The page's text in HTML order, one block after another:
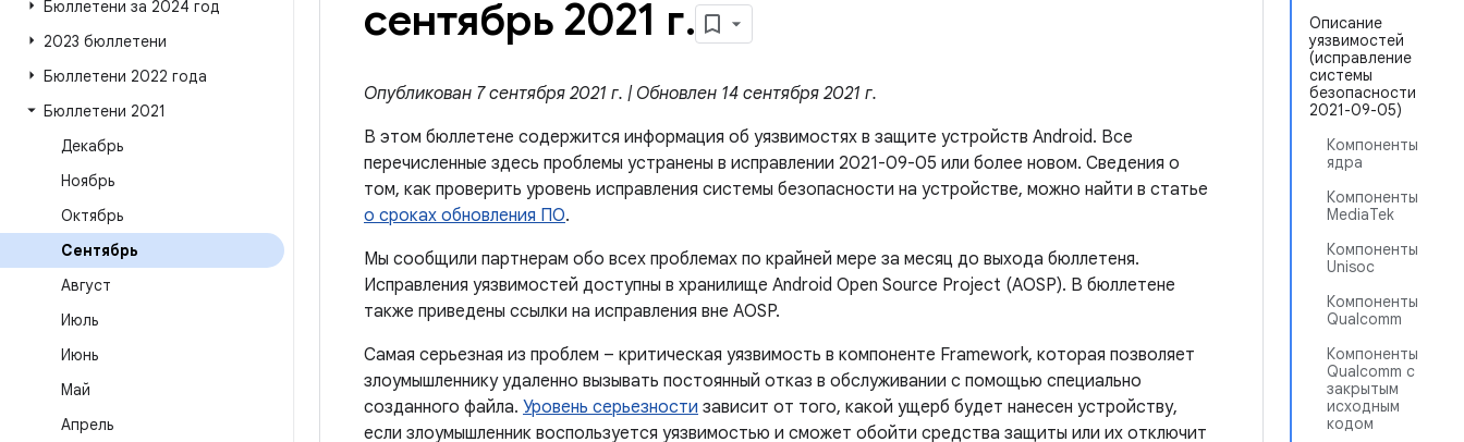
Бюллетени за 2024 год
2023 бюллетени
Бюллетени 2022 года
Бюллетени 2021
Декабрь
Ноябрь
Октябрь
Сентябрь
Август
Июль
Июнь
Май
Апрель
Описание
уязвимостей
(исправление
системы
безопасности
2021-09-05)
Компоненты
ядра
Компоненты
MediaTek
Компоненты
Unisoc
Компоненты
Qualcomm
Компоненты
Qualcomm с
закрытым
исходным
кодом
сентябрь 2021 г.
Опубликован 7 сентября 2021 г. | Обновлен 14 сентября 2021 г.
В этом бюллетене содержится информация об уязвимостях в защите устройств Android. Все
перечисленные здесь проблемы устранены в исправлении 2021-09-05 или более новом. Сведения о
том, как проверить уровень исправления системы безопасности на устройстве, можно найти в статье
о сроках обновления ПО.
Мы сообщили партнерам обо всех проблемах по крайней мере за месяц до выхода бюллетеня.
Исправления уязвимостей доступны в хранилище Android Open Source Project (AOSP). В бюллетене
также приведены ссылки на исправления вне AOSP.
Самая серьезная из проблем – критическая уязвимость в компоненте Framework, которая позволяет
злоумышленнику удаленно вызывать постоянный отказ в обслуживании с помощью специально
созданного файла. Уровень серьезности зависит от того, какой ущерб будет нанесен устройству,
если злоумышленник воспользуется уязвимостью и сможет обойти средства защиты или их отключит